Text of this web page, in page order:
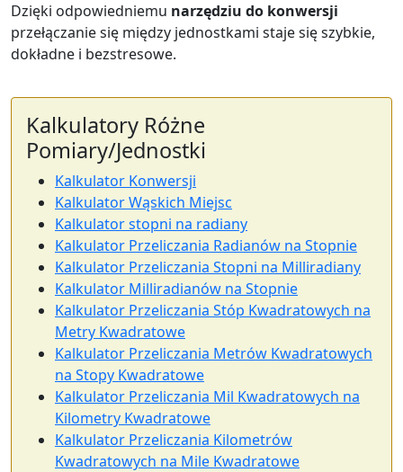
Dzięki odpowiedniemu narzędziu do konwersji
przełączanie się między jednostkami staje się szybkie,
dokładne i bezstresowe.
Kalkulatory Różne
Pomiary/Jednostki
Kalkulator Konwersji
Kalkulator Wąskich Miejsc
Kalkulator stopni na radiany
Kalkulator Przeliczania Radianów na Stopnie
Kalkulator Przeliczania Stopni na Milliradiany
Kalkulator Milliradianów na Stopnie
Kalkulator Przeliczania Stóp Kwadratowych na
Metry Kwadratowe
Kalkulator Przeliczania Metrów Kwadratowych
na Stopy Kwadratowe
Kalkulator Przeliczania Mil Kwadratowych na
Kilometry Kwadratowe
Kalkulator Przeliczania Kilometrów
Kwadratowych na Mile Kwadratowe